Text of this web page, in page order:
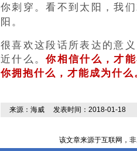
你刺穿。看不到太阳，我
阳。
很喜欢这段话所表达的意
近什么。你相信什么，才
你拥抱什么，才能成为什
来源：海威 发表时间：2018-01-18
该文章来源于互联网，